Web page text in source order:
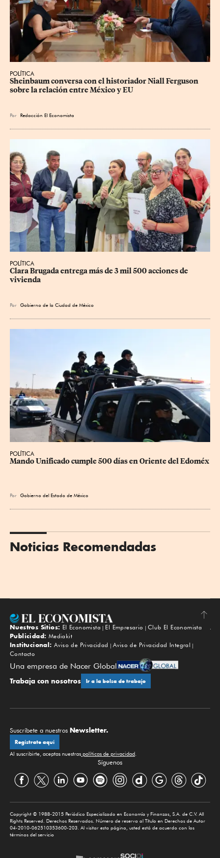
POLÍTICA
Sheinbaum conversa con el historiador Niall Ferguson
sobre la relación entre México y EU
Por Redacción El Economista
POLÍTICA
Clara Brugada entrega más de 3 mil 500 acciones de
vivienda
Por Gobierno de la Ciudad de México
POLÍTICA
Mando Unificado cumple 500 días en Oriente del Edoméx
Por Gobierno del Estado de México
Noticias Recomendadas
Subir
Nuestros Sitios: El Economista El Empresario
Club El Economista
Publicidad: Mediakit
Institucional: Aviso de Privacidad
Aviso de Privacidad Integral
Contacto
Una empresa de Nacer Global
Trabaja con nosotros Ir a la bolsa de trabajo
Suscríbete a nuestros Newsletter.
Regístrate aquí
Al suscribirte, aceptas nuestras políticas de privacidad.
Síguenos
Copyright © 1988-2015 Periódico Especializado en Economía y Finanzas, S.A. de C.V. All
Rights Reserved. Derechos Reservados. Número de reserva al Título en Derechos de Autor
04-2010-062510353600-203. Al visitar esta página, usted está de acuerdo con los
términos del servicio